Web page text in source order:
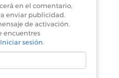
en el comentario,
enviar publicidad.
de activación.
encuentres
Iniciar sesión.